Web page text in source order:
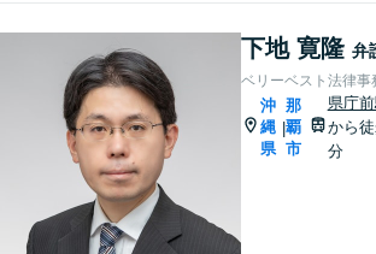
下地 寛隆 弁
ベリーベスト法律事
沖
縄
県
|
那
覇
市
県庁
から
分